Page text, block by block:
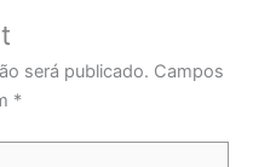
será publicado. Campos
*